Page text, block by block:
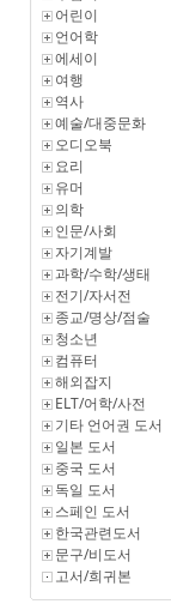
어린이
언어학
에세이
여행
역사
예술/대중문화
오디오북
요리
유머
의학
인문/사회
자기계발
과학/수학/생태
전기/자서전
종교/명상/점술
청소년
컴퓨터
해외잡지
ELT/어학/사전
기타 언어권 도서
일본 도서
중국 도서
독일 도서
스페인 도서
한국관련도서
문구/비도서
고서/희귀본